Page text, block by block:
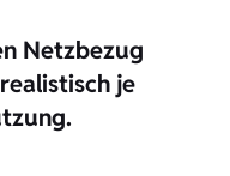
Netzbezug
je